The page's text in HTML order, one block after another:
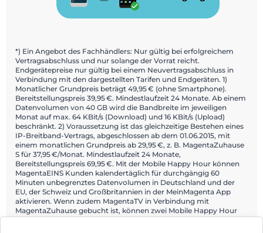
*) Ein Angebot des Fachhändlers: Nur gültig bei erfolgreichem
Vertragsabschluss und nur solange der Vorrat reicht.
Endgerätepreise nur gültig bei einem Neuvertragsabschluss in
Verbindung mit den dargestellten Tarifen und Endgeräten. 1)
Monatlicher Grundpreis beträgt 49,95 € (ohne Smartphone).
Bereitstellungspreis 39,95 €. Mindestlaufzeit 24 Monate. Ab einem
Datenvolumen von 40 GB wird die Bandbreite im jeweiligen
Monat auf max. 64 KBit/s (Download) und 16 KBit/s (Upload)
beschränkt. 2) Voraussetzung ist das gleichzeitige Bestehen eines
IP-Breitband-Vertrags, abgeschlossen ab dem 01.06.2015, mit
einem monatlichen Grundpreis ab 29,95 €, z. B. MagentaZuhause
S für 37,95 €/Monat. Mindestlaufzeit 24 Monate,
Bereitstellungspreis 69,95 €. Mit der Mobile Happy Hour können
MagentaEINS Kunden kalendertäglich für durchgängig 60
Minuten unbegrenztes Datenvolumen in Deutschland und der
EU, der Schweiz und Großbritannien in der MeinMagenta App
aktivieren. Wenn zudem MagentaTV in Verbindung mit
MagentaZuhause gebucht ist, können zwei Mobile Happy Hour
aktiviert werden. Ein Angebot von: Telekom Deutschland GmbH,